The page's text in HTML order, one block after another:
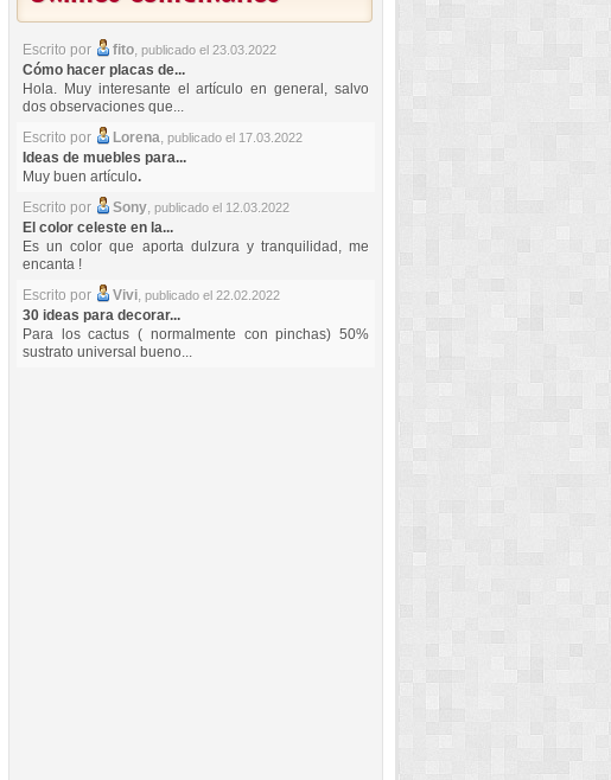
Escrito por fito, publicado el 23.03.2022
Cómo hacer placas de...
Hola. Muy interesante el artículo en general, salvo
dos observaciones que...
Escrito por
Lorena, publicado el 17.03.2022
Ideas de muebles para...
Muy buen artículo.
Escrito por
Sony, publicado el 12.03.2022
El color celeste en la...
Es un color que aporta dulzura y tranquilidad, me
encanta !
Escrito por
Vivi, publicado el 22.02.2022
30 ideas para decorar...
Para los cactus ( normalmente con pinchas) 50%
sustrato universal bueno...